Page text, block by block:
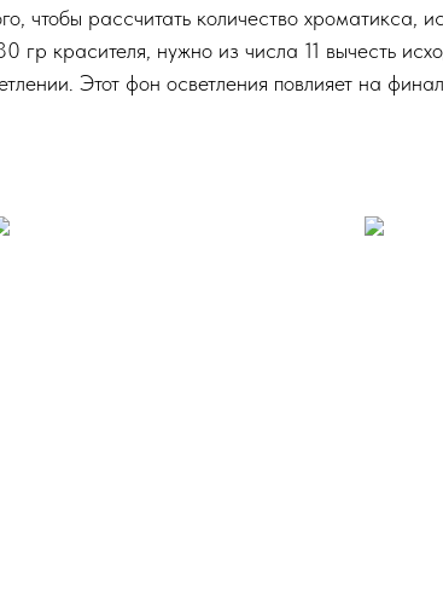
чтобы рассчитать количество хроматикса,
красителя, нужно из числа 11 вычесть
Этот фон осветления повлияет на